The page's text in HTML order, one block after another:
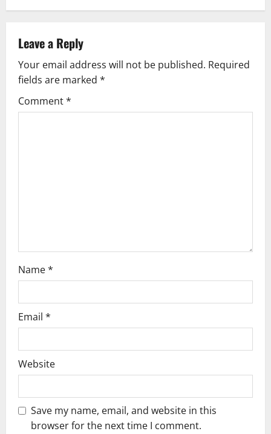
v
i
g
Leave a Reply
Your email address will not be published. Required
fields are marked *
Comment*
Name*
Email *
Website
Save my name, email, and website in this
browser for the next time I comment.